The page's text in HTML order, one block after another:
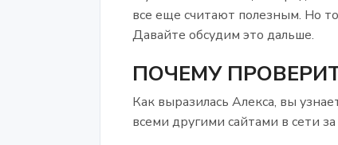
все еще считают полезным. Но
Давайте обсудим это дальше.
ПОЧЕМУ
Как выразилась Алекса, вы
всеми другими сайтами в сети